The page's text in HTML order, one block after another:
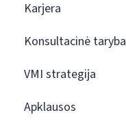
Karjera
Konsultacinė taryba
VMI strategija
Apklausos